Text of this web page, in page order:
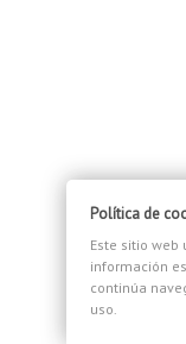
Política de
Este sitio
información
continúa
uso.